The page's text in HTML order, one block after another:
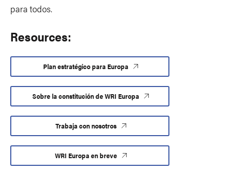
para todos.
Resources:
Plan estratégico para Europa
Sobre la constitución de WRI Europa
Trabaja con nosotros
WRI Europa en breve